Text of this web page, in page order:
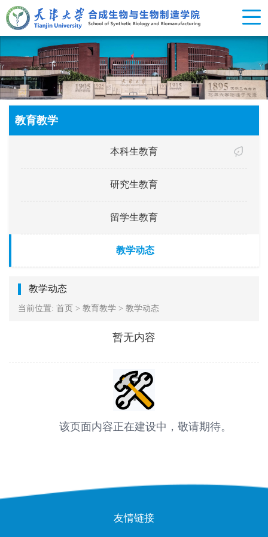
教育教学
本科生教育
研究生教育
留学生教育
教学动态
教学动态
当前位置: 首页 > 教育教学 > 教学动态
暂无内容
该页面内容正在建设中，敬请期待。
友情链接